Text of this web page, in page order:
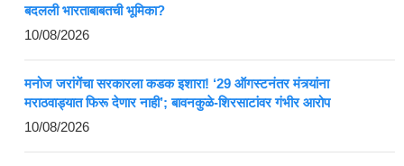
बदलली भारताबाबतची भूमिका?
10/08/2026
मनोज जरांगेंचा सरकारला कडक इशारा! ‘29 ऑगस्टनंतर मंत्र्यांना
मराठवाड्यात फिरू देणार नाही’; बावनकुळे-शिरसाटांवर गंभीर आरोप
10/08/2026